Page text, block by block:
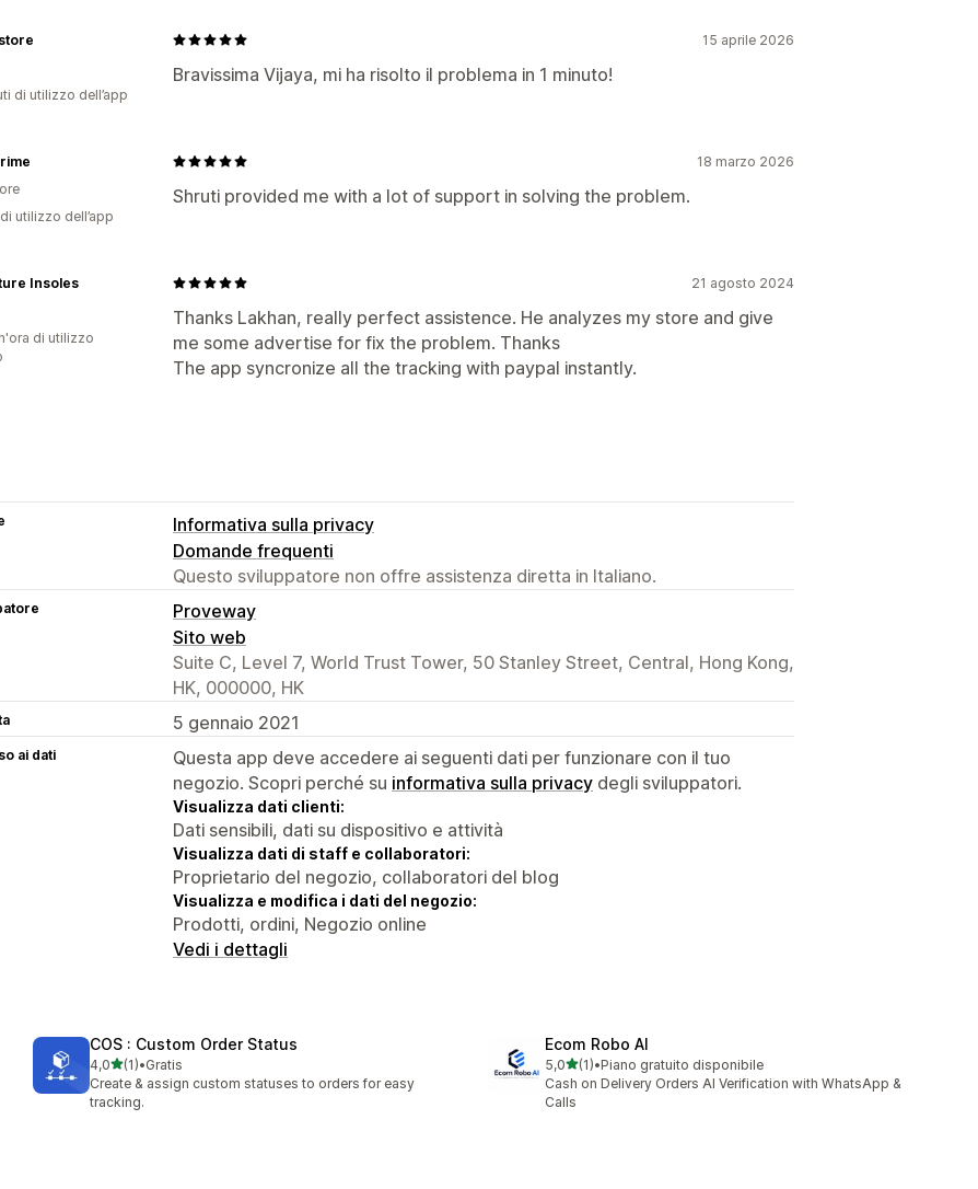
15 aprile 2026
Bravissima Vijaya, mi ha risolto il problema in 1 minuto!
di utilizzo dell’app
18 marzo 2026
Shruti provided me with a lot of support in solving the problem.
utilizzo dell’app
21 agosto 2024
Thanks Lakhan, really perfect assistence. He analyzes my store and give
me some advertise for fix the problem. Thanks
The app syncronize all the tracking with paypal instantly.
Insoles
di utilizzo
Informativa sulla privacy
Domande frequenti
Questo sviluppatore non offre assistenza diretta in Italiano.
Proveway
Sito web
Suite C, Level 7, World Trust Tower, 50 Stanley Street, Central, Hong Kong,
HK, 000000, HK
5 gennaio 2021
ai dati
Questa app deve accedere ai seguenti dati per funzionare con il tuo
negozio. Scopri perché su informativa sulla privacy degli sviluppatori.
Visualizza dati clienti:
Dati sensibili, dati su dispositivo e attività
Visualizza dati di staff e collaboratori:
Proprietario del negozio, collaboratori del blog
Visualizza e modifica i dati del negozio:
Prodotti, ordini, Negozio online
Vedi i dettagli
COS : Custom Order Status
4,0stelle su 5
(1)
1 recensioni totali
•Gratis
Create & assign custom statuses to orders for easy
tracking.
Ecom Robo AI
5,0stelle su 5
(1)
1 recensioni totali
•Piano gratuito disponibile
Cash on Delivery Orders AI Verification with WhatsApp &
Calls